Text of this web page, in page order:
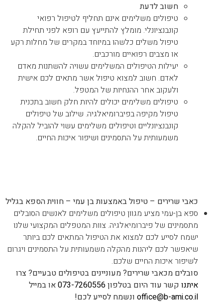
חשוב לדעת
טיפולים משלימים אינם תחליף לטיפול רפואי
קונבנציונלי. מומלץ להתייעץ עם רופא לפני תחילת
טיפול משלים כלשהו במיוחד במקרים של מחלות רקע
או מצבים רפואיים מורכבים.
יעילות הטיפולים המשלימים עשויה להשתנות מאדם
לאדם. חשוב למצוא טיפול אשר מתאים לכם אישית
ולעקוב אחר ההנחיות של המטפל.
טיפולים משלימים יכולים להיות חלק חשוב בתכנית
טיפול מקיפה בפיברומיאלגיה. שילוב של טיפולים
קונבנציונליים וטיפולים משלימים עשוי להוביל להקלה
משמעותית על התסמינים ושיפור איכות החיים.
כאבי שרירים – טיפול באמצעות בן עמי – חווית הספא בגליל
ספא בן-עמי מציע מגוון טיפולים משלימים לאנשים הסובלים
מתסמינים של פיברומיאלגיה. צוות המטפלים המקצועי שלנו
ישמח לסייע לכם למצוא את הטיפול המתאים לכם ביותר
שיאפשר לכם ליהנות מהקלה משמעותית על התסמינים ויגרום
לשיפור איכות החיים שלכם.
סובלים מכאבי שרירים? מעוניינים בטיפולים טבעיים? צרו
איתנו קשר עוד היום בטלפון073-7260556או במייל
office@b-ami.co.il ונשמח לסייע לכם!